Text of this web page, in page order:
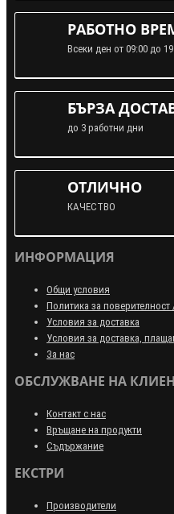
РАБОТНО
Всеки ден от 09:00 до
БЪРЗА
до 3 работни дни
ОТЛИЧНО
КАЧЕСТВО
ИНФОРМАЦИЯ
Общи условия
Политика за поверителност
Условия за доставка
Условия за доставка,
За нас
ОБСЛУЖВАНЕ НА
Контакт с нас
Връщане на продукти
Съдържание
ЕКСТРИ
Производители